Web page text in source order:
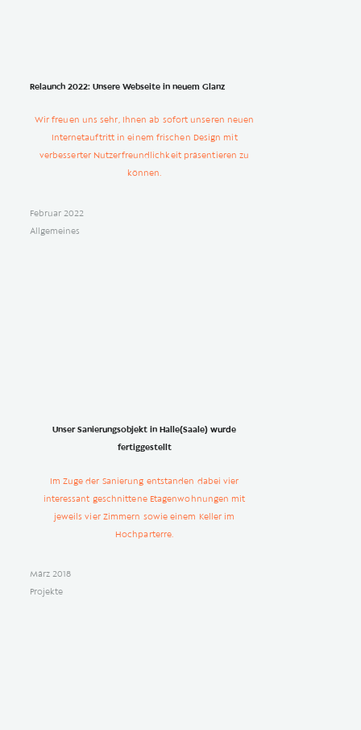
Relaunch 2022: Unsere Webseite in neuem Glanz
Wir freuen uns sehr, Ihnen ab sofort unseren neuen
Internetauftritt in einem frischen Design mit
verbesserter Nutzerfreundlichkeit präsentieren zu
können.
Februar 2022
Allgemeines
Unser Sanierungsobjekt in Halle(Saale) wurde
fertiggestellt
Im Zuge der Sanierung entstanden dabei vier
interessant geschnittene Etagenwohnungen mit
jeweils vier Zimmern sowie einem Keller im
Hochparterre.
März 2018
Projekte